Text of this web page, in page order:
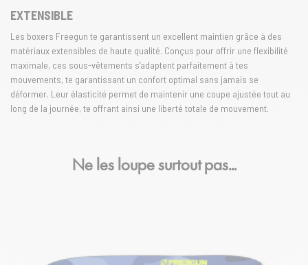
EXTENSIBLE
Les boxers Freegun te garantissent un excellent maintien grâce à des
matériaux extensibles de haute qualité. Conçus pour offrir une flexibilité
maximale, ces sous-vêtements s’adaptent parfaitement à tes
mouvements, te garantissant un confort optimal sans jamais se
déformer. Leur élasticité permet de maintenir une coupe ajustée tout au
long de la journée, te offrant ainsi une liberté totale de mouvement.
Ne les loupe surtout pas…